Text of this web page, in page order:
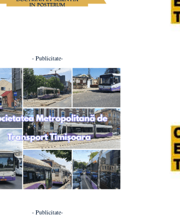
- Publicitate-
- Publicitate-